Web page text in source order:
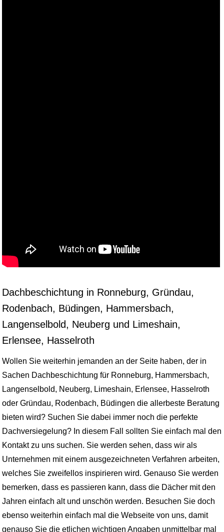
Dachbeschichtung in Ronneburg, Gründau,
Rodenbach, Büdingen, Hammersbach,
Langenselbold, Neuberg und Limeshain,
Erlensee, Hasselroth
Wollen Sie weiterhin jemanden an der Seite haben, der in
Sachen Dachbeschichtung für Ronneburg, Hammersbach,
Langenselbold, Neuberg, Limeshain, Erlensee, Hasselroth
oder Gründau, Rodenbach, Büdingen die allerbeste Beratung
bieten wird? Suchen Sie dabei immer noch die perfekte
Dachversiegelung? In diesem Fall sollten Sie einfach mal den
Kontakt zu uns suchen. Sie werden sehen, dass wir als
Unternehmen mit einem ausgezeichneten Verfahren arbeiten,
welches Sie zweifellos inspirieren wird. Genauso Sie werden
bemerken, dass es passieren kann, dass die Dächer mit den
Jahren einfach alt und unschön werden. Besuchen Sie doch
ebenso weiterhin einfach mal die Webseite von uns, damit
genauso Sie die etlichen wichtigen Angaben unmittelbar mal